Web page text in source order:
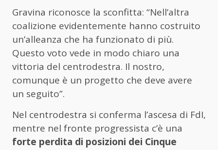
Gravina riconosce la sconfitta: “Nell’altra
coalizione evidentemente hanno costruito
un’alleanza che ha funzionato di più.
Questo voto vede in modo chiaro una
vittoria del centrodestra. Il nostro,
comunque è un progetto che deve avere
un seguito”.
Nel centrodestra si conferma l’ascesa di FdI,
mentre nel fronte progressista c’è una
forte perdita di posizioni dei Cinque